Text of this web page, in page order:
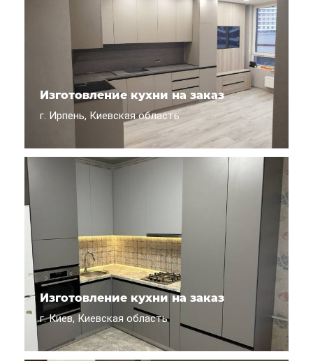
Изготовление кухни на заказ
г. Ирпень, Киевская область
Изготовление кухни на заказ
г. Киев, Киевская область